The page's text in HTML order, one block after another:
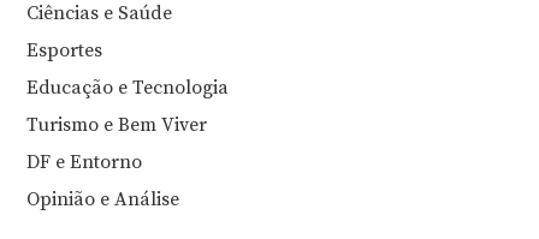
Ciências e Saúde
Esportes
Educação e Tecnologia
Turismo e Bem Viver
DF e Entorno
Opinião e Análise